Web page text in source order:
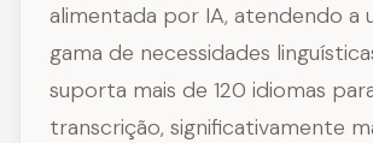
alimentada por IA, atendendo a
gama de necessidades
suporta mais de 120 idiomas
transcrição, significativamente